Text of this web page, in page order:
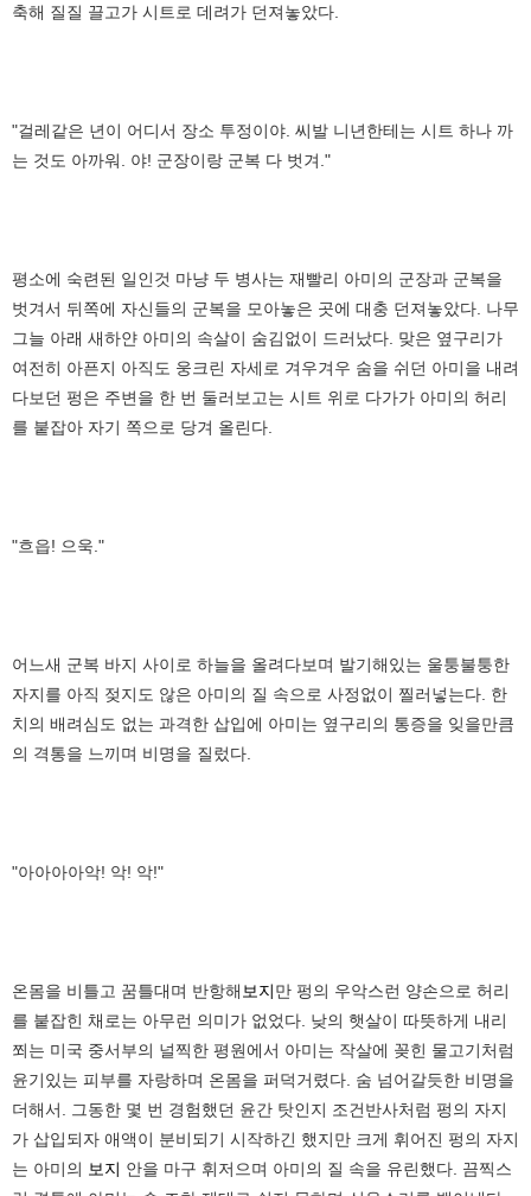
축해 질질 끌고가 시트로 데려가 던져놓았다.
"걸레같은 년이 어디서 장소 투정이야. 씨발 니년한테는 시트 하나 까
는 것도 아까워. 야! 군장이랑 군복 다 벗겨."
평소에 숙련된 일인것 마냥 두 병사는 재빨리 아미의 군장과 군복을
벗겨서 뒤쪽에 자신들의 군복을 모아놓은 곳에 대충 던져놓았다. 나무
그늘 아래 새하얀 아미의 속살이 숨김없이 드러났다. 맞은 옆구리가
여전히 아픈지 아직도 웅크린 자세로 겨우겨우 숨을 쉬던 아미을 내려
다보던 펑은 주변을 한 번 둘러보고는 시트 위로 다가가 아미의 허리
를 붙잡아 자기 쪽으로 당겨 올린다.
"흐읍! 으욱."
어느새 군복 바지 사이로 하늘을 올려다보며 발기해있는 울퉁불퉁한
자지를 아직 젖지도 않은 아미의 질 속으로 사정없이 찔러넣는다. 한
치의 배려심도 없는 과격한 삽입에 아미는 옆구리의 통증을 잊을만큼
의 격통을 느끼며 비명을 질렀다.
"아아아아악! 악! 악!"
온몸을 비틀고 꿈틀대며 반항해 보지만 펑의 우악스런 양손으로 허리
를 붙잡힌 채로는 아무런 의미가 없었다. 낮의 햇살이 따뜻하게 내리
쬐는 미국 중서부의 널찍한 평원에서 아미는 작살에 꽂힌 물고기처럼
윤기있는 피부를 자랑하며 온몸을 퍼덕거렸다. 숨 넘어갈듯한 비명을
더해서. 그동한 몇 번 경험했던 윤간 탓인지 조건반사처럼 펑의 자지
가 삽입되자 애액이 분비되기 시작하긴 했지만 크게 휘어진 펑의 자지
는 아미의 보지 안을 마구 휘저으며 아미의 질 속을 유린했다. 끔찍스